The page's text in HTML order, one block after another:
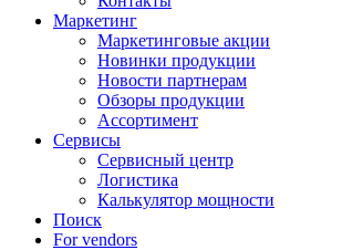
Маркетинг
Маркетинговые акции
Новинки продукции
Новости партнерам
Обзоры продукции
Ассортимент
Сервисы
Сервисный центр
Логистика
Калькулятор мощности
Поиск
For vendors